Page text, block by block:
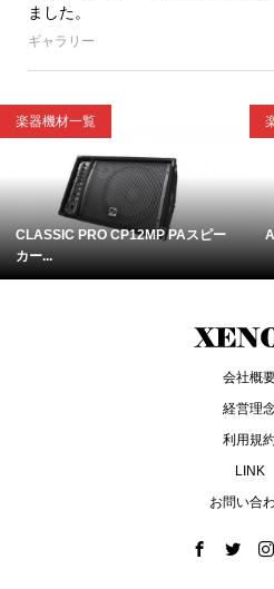
ました。
ギャラリー
楽器機材一覧
CLASSIC PRO CP12MP PAスピー
カー...
会社概
経営理
利用規
LINK
お問い合